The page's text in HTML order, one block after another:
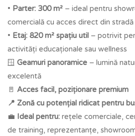
• Parter: 300 m² – ideal pentru
comercială cu acces direct din stradă
• Etaj: 820 m² spațiu util – potrivit
activități educaționale sau wellness
🪟 Geamuri panoramice – lumină
excelentă
🚪 Acces facil, poziționare premium
📍 Zonă cu potențial ridicat pentru
💼 Ideal pentru: rețele comerciale,
de training, reprezentanțe,